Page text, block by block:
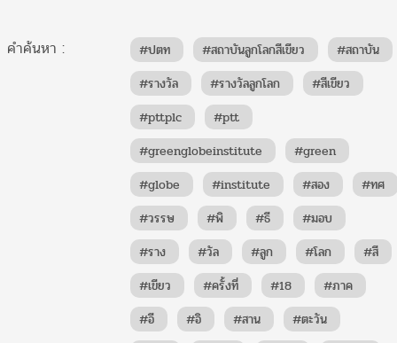
คำค้นหา : #ปตท #สถาบันลูกโลกสีเขียว
#สถาบัน
#รางวัล
#รางวัลลูกโลก
#สีเขียว
#pttplc
#ptt
#greenglobeinstitute
#green
#globe
#institute #สอง
#ทศ
#วรรษ
#พิ #ธี
#มอบ
#ราง
#วัล #ลูก #โลก
#สี
#เขียว
#ครั้งที่ #18
#ภาค
#อี
#อิ #สาน
#ตะวัน